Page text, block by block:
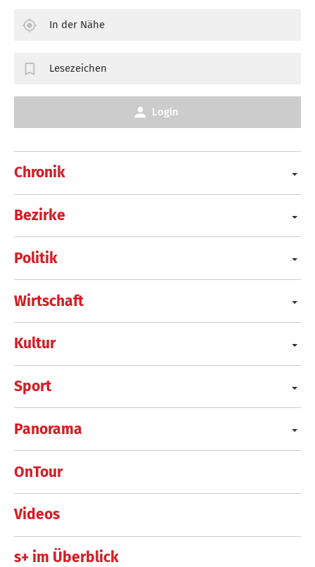
Chronik
Bezirke
Politik
Wirtschaft
Kultur
Sport
Panorama
OnTour
Videos
s+ im Überblick
In der Nähe
Lesezeichen
Login